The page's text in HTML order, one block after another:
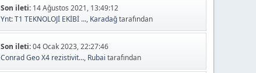
Son ileti: 14 Ağustos 2021, 13:49:12
Ynt: T1 TEKNOLOJİ EKİBİ ..., Karadağtarafından
Son ileti:04 Ocak 2023, 22:27:46
Conrad Geo X4 rezistivit..., Rubai tarafından